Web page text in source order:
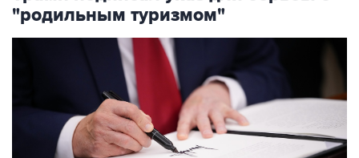
"родильным туризмом"